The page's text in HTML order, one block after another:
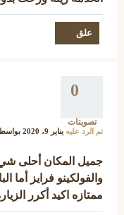
0
تصويتات
تم الرد عليه يناير 9، 2020
جميل المكان أحلى شي
والفولكينو فرايز أما
ممتازه اكيد أكرر